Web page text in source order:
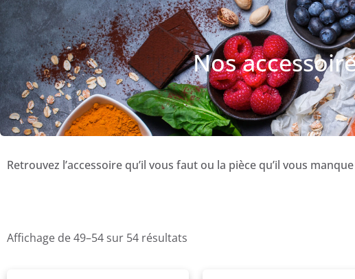
Nos
Retrouvez l’accessoire qu’il vous faut ou la pièce qu’il vous
Affichage de 49–54 sur 54 résultats